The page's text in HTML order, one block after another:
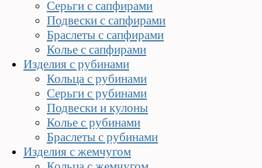
Серьги с сапфирами
Подвески с сапфирами
Браслеты с сапфирами
Колье с сапфирами
Изделия с рубинами
Кольца с рубинами
Серьги с рубинами
Подвески и кулоны
Колье с рубинами
Браслеты с рубинами
Изделия с жемчугом